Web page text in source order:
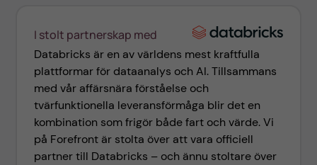
I stolt partnerskap med
Databricks är en av världens mest kraftfulla
plattformar för dataanalys och AI. Tillsammans
med vår affärsnära förståelse och
tvärfunktionella leveransförmåga blir det en
kombination som frigör både fart och värde. Vi
på Forefront är stolta över att vara officiell
partner till Databricks – och ännu stoltare över